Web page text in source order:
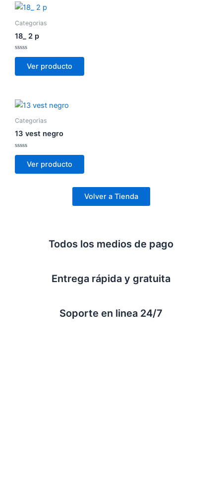
Categorias
18_ 2 p
Valorado
de
Ver producto
Categorias
13 vest negro
Valorado
de
Ver producto
Volver a Tienda
Todos los medios de pago
Entrega rápida y gratuita
Soporte en linea 24/7